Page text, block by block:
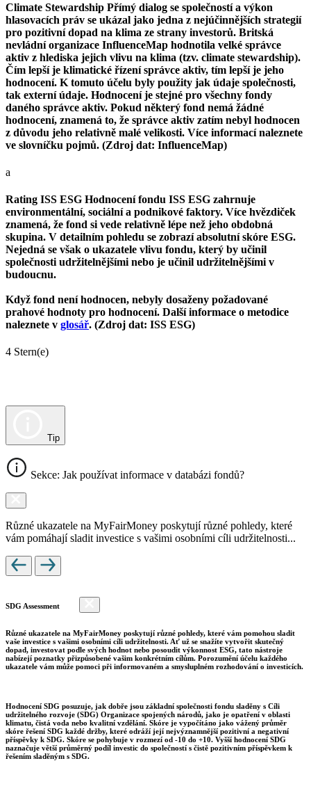
Climate Stewardship Přímý dialog se společností a výkon
hlasovacích práv se ukázal jako jedna z nejúčinnějších strategií
pro pozitivní dopad na klima ze strany investorů. Britská
nevládní organizace InfluenceMap hodnotila velké správce
aktiv z hlediska jejich vlivu na klima (tzv. climate stewardship).
Čím lepší je klimatické řízení správce aktiv, tím lepší je jeho
hodnocení. K tomuto účelu byly použity jak údaje společnosti,
tak externí údaje. Hodnocení je stejné pro všechny fondy
daného správce aktiv. Pokud některý fond nemá žádné
hodnocení, znamená to, že správce aktiv zatím nebyl hodnocen
z důvodu jeho relativně malé velikosti. Více informací naleznete
ve slovníčku pojmů. (Zdroj dat: InfluenceMap)
a
Rating ISS ESG Hodnocení fondu ISS ESG zahrnuje
environmentální, sociální a podnikové faktory. Více hvězdiček
znamená, že fond si vede relativně lépe než jeho obdobná
skupina. V detailním pohledu se zobrazí absolutní skóre ESG.
Nejedná se však o ukazatele vlivu fondu, který by učinil
společnosti udržitelnějšími nebo je učinil udržitelnějšími v
budoucnu.
Když fond není hodnocen, nebyly dosaženy požadované
prahové hodnoty pro hodnocení. Další informace o metodice
naleznete v glosář. (Zdroj dat: ISS ESG)
4 Stern(e)
Tip
Sekce: Jak používat informace v databázi fondů?
Různé ukazatele na MyFairMoney poskytují různé pohledy, které
vám pomáhají sladit investice s vašimi osobními cíli udržitelnosti...
SDG Assessment
Různé ukazatele na MyFairMoney poskytují různé pohledy, které vám pomohou sladit
vaše investice s vašimi osobními cíli udržitelnosti. Ať už se snažíte vytvořit skutečný
dopad, investovat podle svých hodnot nebo posoudit výkonnost ESG, tato nástroje
nabízejí poznatky přizpůsobené vašim konkrétním cílům. Porozumění účelu každého
ukazatele vám může pomoci při informovaném a smysluplném rozhodování o investicích.
Hodnocení SDG posuzuje, jak dobře jsou základní společnosti fondu sladěny s Cíli
udržitelného rozvoje (SDG) Organizace spojených národů, jako je opatření v oblasti
klimatu, čistá voda nebo kvalitní vzdělání. Skóre je vypočítáno jako vážený průměr
skóre řešení SDG každé držby, které odráží její nejvýznamnější pozitivní a negativní
příspěvky k SDG. Skóre se pohybuje v rozmezí od -10 do +10. Vyšší hodnocení SDG
naznačuje větší průměrný podíl investic do společností s čistě pozitivním příspěvkem k
řešením sladěným s SDG.